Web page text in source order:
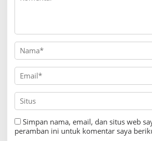
Simpan nama, email, dan situs web
peramban ini untuk komentar saya